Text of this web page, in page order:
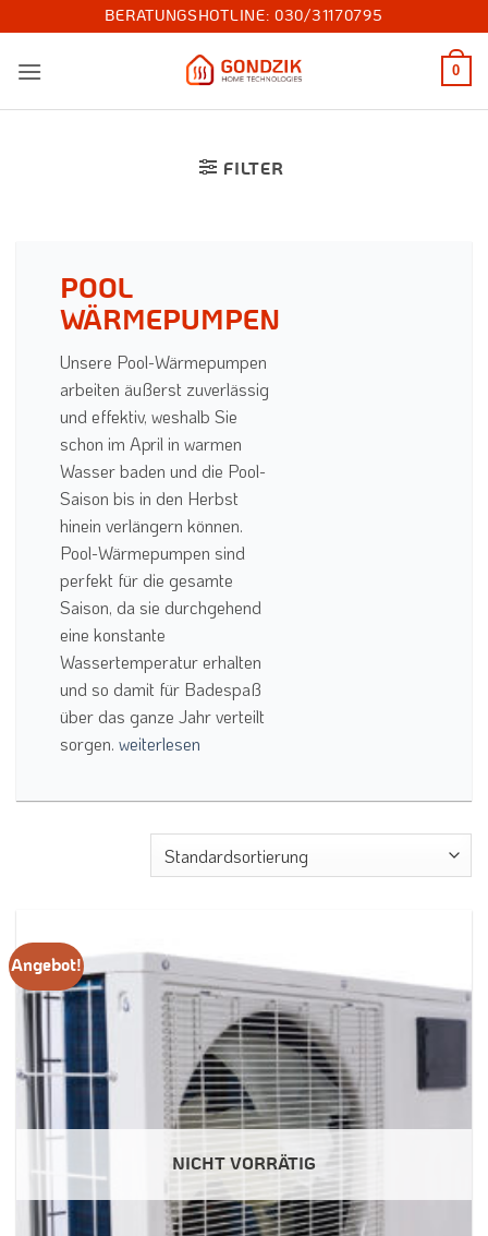
Inhalt
springen
BERATUNGSHOTLINE:030/31170795
0
FILTER
POOL
WÄRMEPUMPEN
Unsere Pool-Wärmepumpen
arbeiten äußerst zuverlässig
und effektiv, weshalb Sie
schon im April in warmen
Wasser baden und die Pool-
Saison bis in den Herbst
hinein verlängern können.
Pool-Wärmepumpen sind
perfekt für die gesamte
Saison, da sie durchgehend
eine konstante
Wassertemperatur erhalten
und so damit für Badespaß
über das ganze Jahr verteilt
sorgen. weiterlesen
Angebot!
NICHT VORRÄTIG